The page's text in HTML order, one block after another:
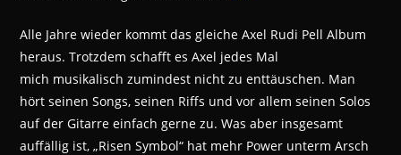
Alle Jahre wieder kommt das gleiche Axel Rudi Pell Album
heraus. Trotzdem schafft es Axel jedes Mal
mich musikalisch zumindest nicht zu enttäuschen. Man
hört seinen Songs, seinen Riffs und vor allem seinen Solos
auf der Gitarre einfach gerne zu. Was aber insgesamt
auffällig ist, „Risen Symbol“ hat mehr Power unterm Arsch